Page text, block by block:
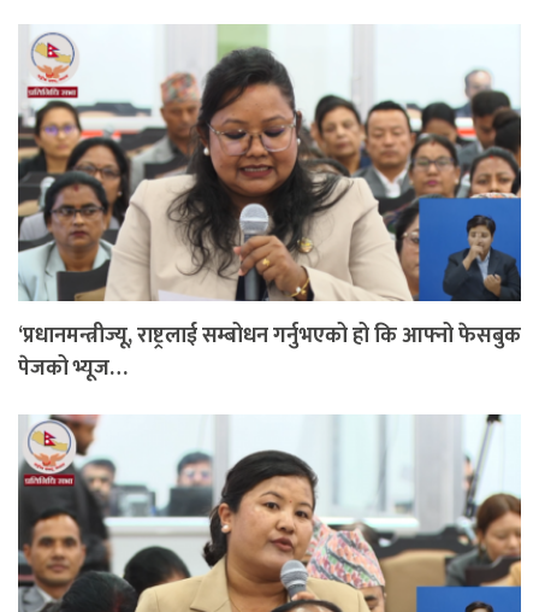
‘प्रधानमन्त्रीज्यू, राष्ट्रलाई सम्बोधन गर्नुभएको हो कि आफ्नो फेसबुक
पेजको भ्यूज…